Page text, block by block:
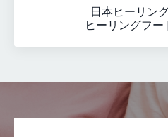
日本ヒーリン
ヒーリングフ